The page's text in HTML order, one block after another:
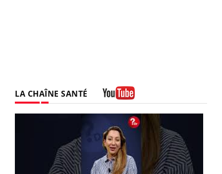
LA CHAÎNE SANTÉ